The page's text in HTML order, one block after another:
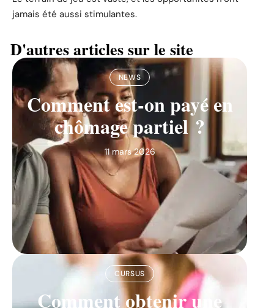
jamais été aussi stimulantes.
D'autres articles sur le site
NEWS
Comment est-on payé en
chômage partiel ?
11 mars 2026
CURSUS
Comment obtenir une